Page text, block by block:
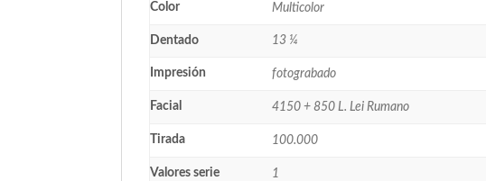
Color Multicolor
Dentado 13 ¼
Impresión fotograbado
Facial 4150 + 850 L. Lei Rumano
Tirada 100.000
Valores serie 1